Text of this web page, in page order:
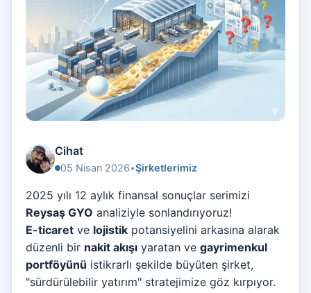
Cihat
05 Nisan 2026•Şirketlerimiz
2025 yılı 12 aylık finansal sonuçlar serimizi
Reysaş GYO analiziyle sonlandırıyoruz!
E-ticaret ve lojistik potansiyelini arkasına alarak
düzenli bir nakit akışı yaratan ve gayrimenkul
portföyünü istikrarlı şekilde büyüten şirket,
"sürdürülebilir yatırım" stratejimize göz kırpıyor.